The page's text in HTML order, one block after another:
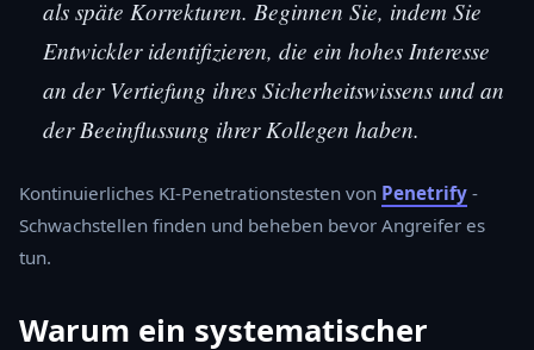
als späte Korrekturen. Beginnen Sie, indem Sie
Entwickler identifizieren, die ein hohes Interesse
an der Vertiefung ihres Sicherheitswissens und an
der Beeinflussung ihrer Kollegen haben.
Kontinuierliches KI-Penetrationstesten von Penetrify -
Schwachstellen finden und beheben bevor Angreifer es
tun.
Warum ein systematischer